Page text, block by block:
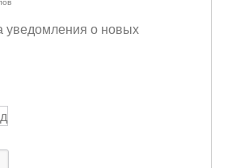
уведомления о новых